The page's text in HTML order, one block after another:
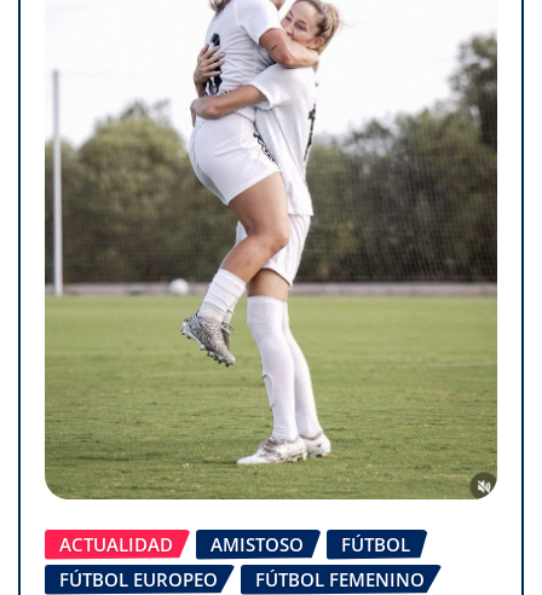
ACTUALIDAD AMISTOSO
FÚTBOL
FÚTBOL EUROPEO
FÚTBOL FEMENINO